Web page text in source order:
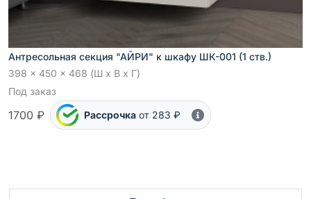
Антресольная секция "АЙРИ" к шкафу ШК-001 (1 ств.)
398 x 450 x 468 (Ш x В x Г)
Под заказ
1700 ₽ Рассрочка от 283 ₽